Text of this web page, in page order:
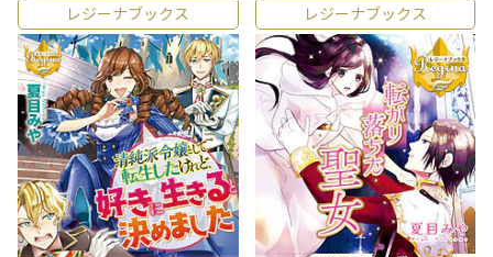
レジーナブックス レジーナブックス